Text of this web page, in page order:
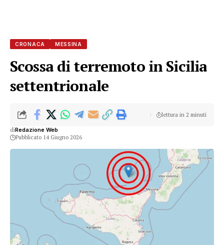
CRONACA MESSINA
Scossa di terremoto in Sicilia
settentrionale
diRedazione Web
Pubblicato 14 Giugno 2026
lettura in 2 minuti